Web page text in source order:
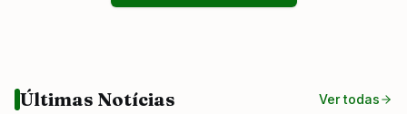
Últimas Notícias Ver todas